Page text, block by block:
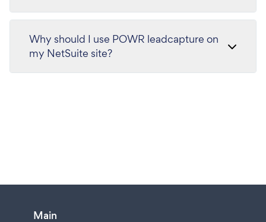
Why should I use POWR leadcapture on
my NetSuite site?
Main